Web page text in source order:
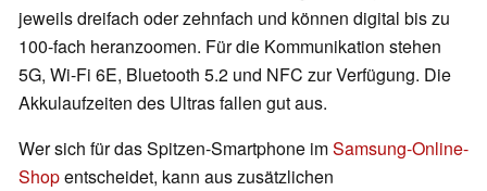
jeweils dreifach oder zehnfach und können digital bis zu
100-fach heranzoomen. Für die Kommunikation stehen
5G, Wi-Fi 6E, Bluetooth 5.2 und NFC zur Verfügung. Die
Akkulaufzeiten des Ultras fallen gut aus.
Wer sich für das Spitzen-Smartphone imSamsung-Online-
Shopentscheidet, kann aus zusätzlichen